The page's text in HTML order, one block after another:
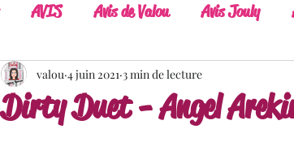
AVIS Avis de Valou Avis Jouly
Belle Découverte A lire absolument
Dirty Duet - Angel
valou 4 juin 2021 3 min de lecture